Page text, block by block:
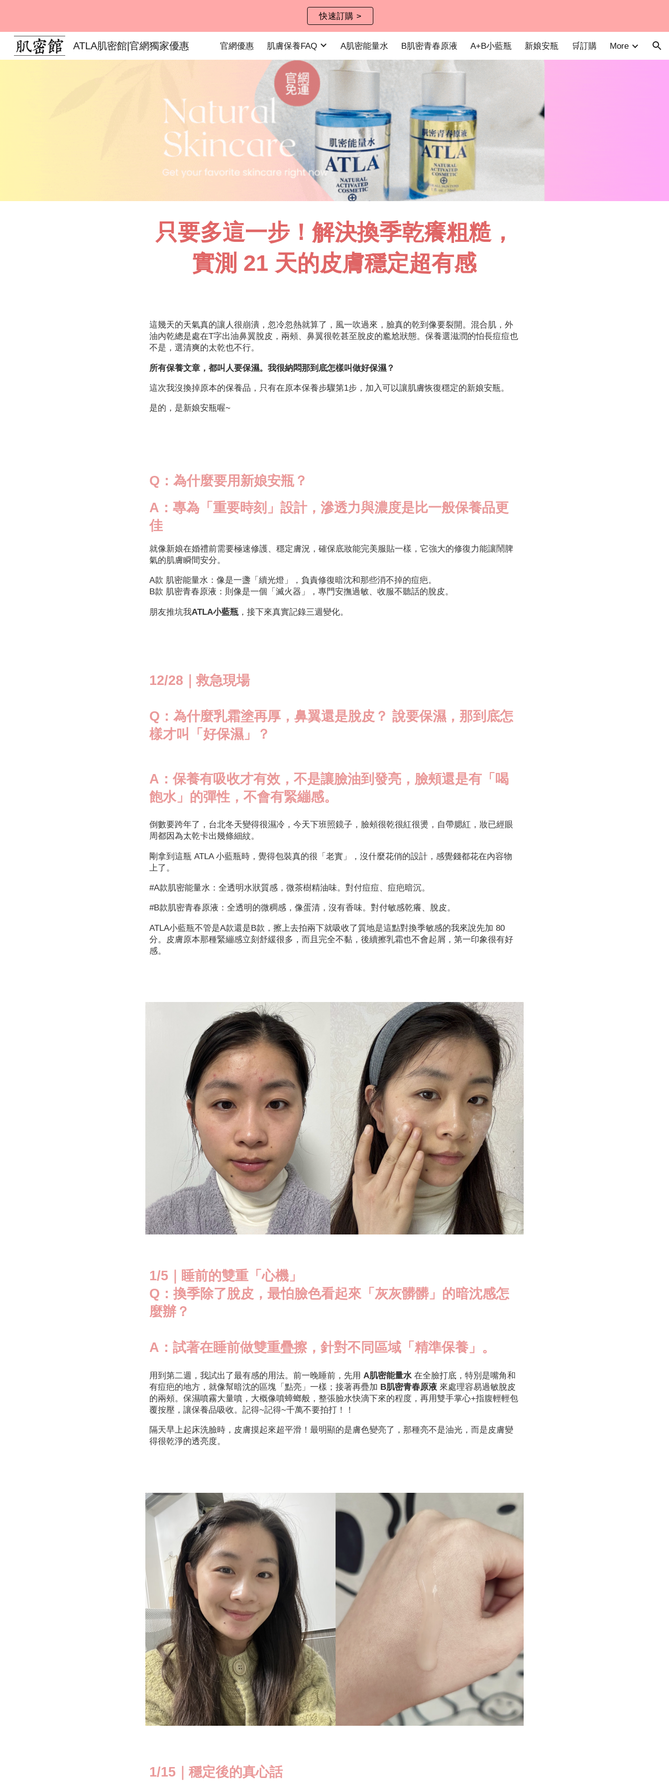
快速訂購 >
ATLA肌密館|官網獨家優惠 官網優惠 肌膚保養FAQ A肌密能量水 B肌密青春原液 A+B小藍瓶 新娘安瓶 🛒訂購 More
只要多這一步！解決換季乾癢粗糙，
實測 21 天的皮膚穩定超有感
這幾天的天氣真的讓人很崩潰，忽冷忽熱就算了，風一吹過來，臉真的乾到像要裂開。混合肌，外
油內乾總是處在T字出油鼻翼脫皮，兩頰、鼻翼很乾甚至脫皮的尷尬狀態。保養選滋潤的怕長痘痘也
不是，選清爽的太乾也不行。
所有保養文章，都叫人要保濕。我很納悶那到底怎樣叫做好保濕？
這次我沒換掉原本的保養品，只有在原本保養步驟第1步，加入可以讓肌膚恢復穩定的新娘安瓶。
是的，是新娘安瓶喔~
Q：為什麼要用新娘安瓶？
A：專為「重要時刻」設計，滲透力與濃度是比一般保養品更
佳
就像新娘在婚禮前需要極速修護、穩定膚況，確保底妝能完美服貼一樣，它強大的修復力能讓鬧脾
氣的肌膚瞬間安分。
A款 肌密能量水：像是一盞「續光燈」，負責修復暗沈和那些消不掉的痘疤。
B款 肌密青春原液：則像是一個「滅火器」，專門安撫過敏、收服不聽話的脫皮。
朋友推坑我ATLA小藍瓶 ，接下來真實記錄三週變化。
12/28｜救急現場
Q：為什麼乳霜塗再厚，鼻翼還是脫皮？ 說要保濕，那到底怎
樣才叫「好保濕」？
A：保養有吸收才有效，不是讓臉油到發亮，臉頰還是有「喝
飽水」的彈性，不會有緊繃感。
倒數要跨年了，台北冬天變得很濕冷，今天下班照鏡子，臉頰很乾很紅很燙，自帶腮紅，妝已經眼
周都因為太乾卡出幾條細紋。
剛拿到這瓶 ATLA 小藍瓶時，覺得包裝真的很「老實」，沒什麼花俏的設計，感覺錢都花在內容物
上了。
#A款肌密能量水：全透明水狀質感，微茶樹精油味。對付痘痘、痘疤暗沉。
#B款肌密青春原液：全透明的微稠感，像蛋清，沒有香味。對付敏感乾癢、脫皮。
ATLA小藍瓶不管是A款還是B款，擦上去拍兩下就吸收了質地是這點對換季敏感的我來說先加 80
分。皮膚原本那種緊繃感立刻舒緩很多，而且完全不黏，後續擦乳霜也不會起屑，第一印象很有好
感。
1/5｜睡前的雙重「心機」
Q：換季除了脫皮，最怕臉色看起來「灰灰髒髒」的暗沈感怎
麼辦？
A：試著在睡前做雙重疊擦，針對不同區域「精準保養」。
用到第二週，我試出了最有感的用法。前一晚睡前，先用 A肌密能量水 在全臉打底，特別是嘴角和
有痘疤的地方，就像幫暗沈的區塊「點亮」一樣；接著再疊加 B肌密青春原液 來處理容易過敏脫皮
的兩頰。保濕噴霧大量噴，大概像噴蟑螂般，整張臉水快滴下來的程度，再用雙手掌心+指腹輕輕包
覆按壓，讓保養品吸收。記得~記得~千萬不要拍打！！
隔天早上起床洗臉時，皮膚摸起來超平滑！最明顯的是膚色變亮了，那種亮不是油光，而是皮膚變
得很乾淨的透亮度。
1/15｜穩定後的真心話